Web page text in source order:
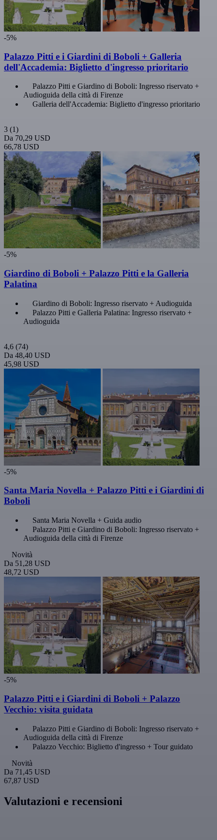
-5%
Palazzo Pitti e i Giardini di Boboli + Galleria
dell'Accademia: Biglietto d'ingresso prioritario
Palazzo Pitti e Giardino di Boboli: Ingresso riservato +
Audioguida della città di Firenze
Galleria dell'Accademia: Biglietto d'ingresso prioritario
3 (1)
Da 70,29 USD
66,78 USD
-5%
Giardino di Boboli + Palazzo Pitti e la Galleria
Palatina
Giardino di Boboli: Ingresso riservato + Audioguida
Palazzo Pitti e Galleria Palatina: Ingresso riservato +
Audioguida
4,6 (74)
Da 48,40 USD
45,98 USD
-5%
Santa Maria Novella + Palazzo Pitti e i Giardini di
Boboli
Santa Maria Novella + Guida audio
Palazzo Pitti e Giardino di Boboli: Ingresso riservato +
Audioguida della città di Firenze
Novità
Da 51,28 USD
48,72 USD
-5%
Palazzo Pitti e i Giardini di Boboli + Palazzo
Vecchio: visita guidata
Palazzo Pitti e Giardino di Boboli: Ingresso riservato +
Audioguida della città di Firenze
Palazzo Vecchio: Biglietto d'ingresso + Tour guidato
Novità
Da 71,45 USD
67,87 USD
Valutazioni e recensioni